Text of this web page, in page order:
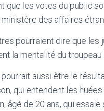
que les votes du public
des affaires
pourraient dire que
la mentalité du troupeau
pourrait aussi être le
qui entendent les
âgé de 20 ans, qui